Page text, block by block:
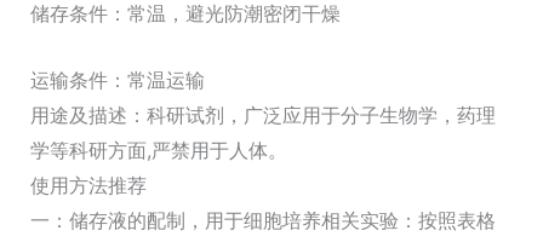
储存条件：常温，避光防潮密闭干燥
运输条件：常温运输
用途及描述：科研试剂，广泛应用于分子生物学，药理
学等科研方面,严禁用于人体。
使用方法推荐
一：储存液的配制，用于细胞培养相关实验：按照表格